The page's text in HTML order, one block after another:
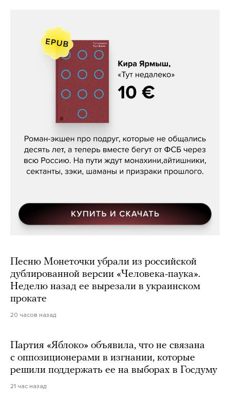
Кира Ярмыш, «Тут недалеко»
Песню Монеточки убрали из российской
дублированной версии «Человека-паука».
Неделю назад ее вырезали в украинском
прокате
20 часов назад
Партия «Яблоко» объявила, что не связана
с оппозиционерами в изгнании, которые
решили поддержать ее на выборах в Госдуму
21 час назад